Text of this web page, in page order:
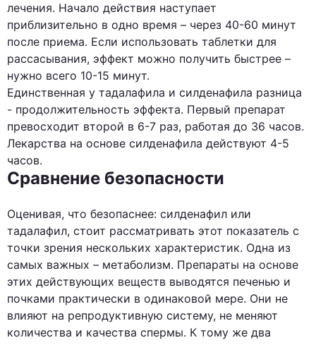
лечения. Начало действия наступает
приблизительно в одно время – через 40-60 минут
после приема. Если использовать таблетки для
рассасывания, эффект можно получить быстрее –
нужно всего 10-15 минут.
Единственная у тадалафила и силденафила разница
- продолжительность эффекта. Первый препарат
превосходит второй в 6-7 раз, работая до 36 часов.
Лекарства на основе силденафила действуют 4-5
часов.
Сравнение безопасности
Оценивая, что безопаснее: силденафил или
тадалафил, стоит рассматривать этот показатель с
точки зрения нескольких характеристик. Одна из
самых важных – метаболизм. Препараты на основе
этих действующих веществ выводятся печенью и
почками практически в одинаковой мере. Они не
влияют на репродуктивную систему, не меняют
количества и качества спермы. К тому же два